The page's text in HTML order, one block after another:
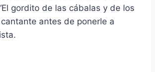
gordito de las cábalas y de los
cantante antes de ponerle a